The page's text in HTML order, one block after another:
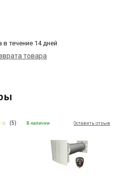
течение 14 дней
товара
(5) В наличии Оставить отзыв